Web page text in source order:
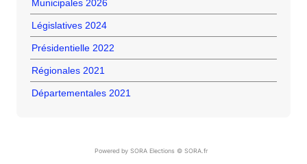
Municipales 2026
Législatives 2024
Présidentielle 2022
Régionales 2021
Départementales 2021
Powered by SORA Elections © SORA.fr